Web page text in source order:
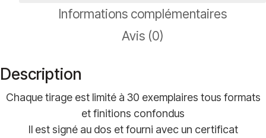
Informations complémentaires
Avis (0)
Description
Chaque tirage est limité à 30 exemplaires tous formats
et finitions confondus
Il est signé au dos et fourni avec un certificat